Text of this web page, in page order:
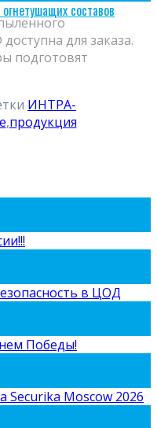
составов
для заказа.
подготовят
ИНТРА-
,продукция
в ЦОД
Победы!
Moscow 2026